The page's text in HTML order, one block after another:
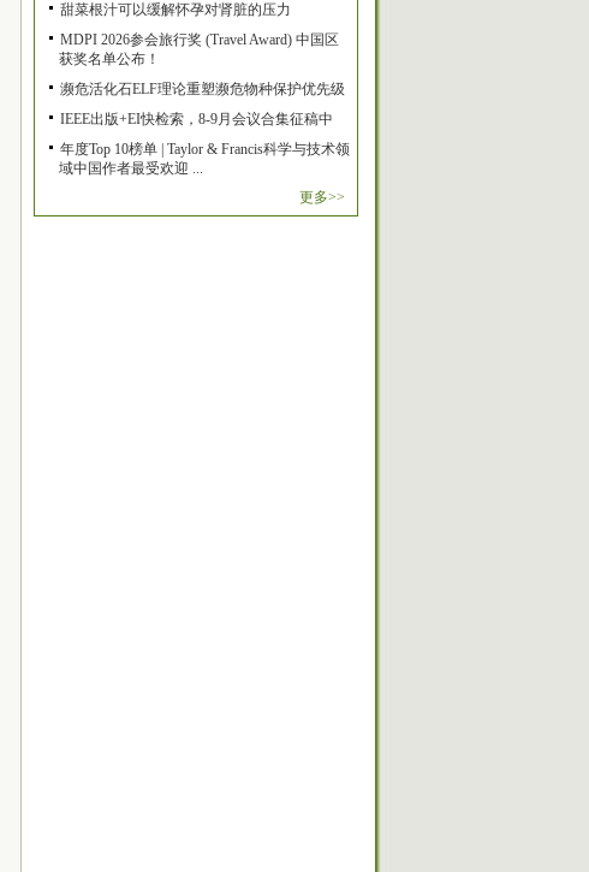
甜菜根汁可以缓解怀孕对肾脏的压力
MDPI 2026参会旅行奖 (Travel Award) 中国区
获奖名单公布！
濒危活化石ELF理论重塑濒危物种保护优先级
IEEE出版+EI快检索，8-9月会议合集征稿中
年度Top 10榜单 | Taylor & Francis科学与技术领
域中国作者最受欢迎 ...
更多>>